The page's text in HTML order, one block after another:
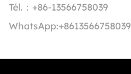
Tél.： +86-13566758039
WhatsApp:+8613566758039